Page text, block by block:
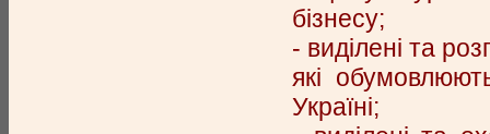
бізнесу;
- виділені та
які
Україні;